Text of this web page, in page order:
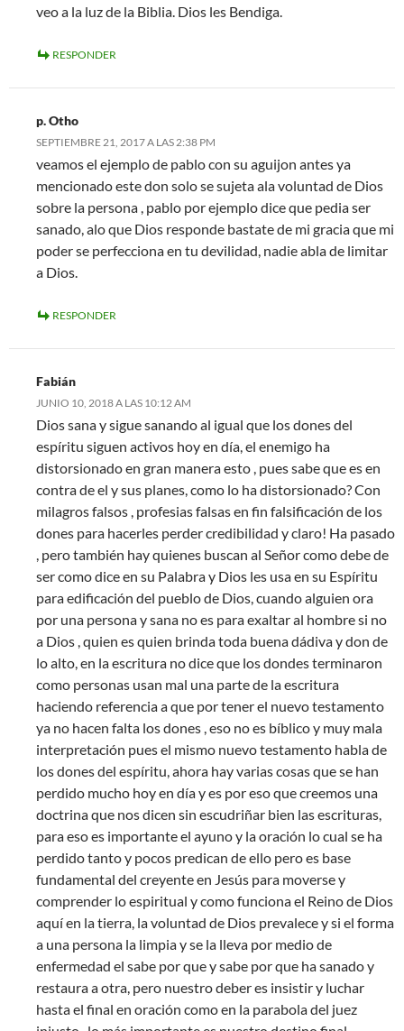
veo a la luz de la Biblia. Dios les Bendiga.
RESPONDER
p. Otho
SEPTIEMBRE 21, 2017 A LAS 2:38 PM
veamos el ejemplo de pablo con su aguijon antes ya
mencionado este don solo se sujeta ala voluntad de Dios
sobre la persona , pablo por ejemplo dice que pedia ser
sanado, alo que Dios responde bastate de mi gracia que mi
poder se perfecciona en tu devilidad, nadie abla de limitar
a Dios.
RESPONDER
Fabián
JUNIO 10, 2018 A LAS 10:12 AM
Dios sana y sigue sanando al igual que los dones del
espíritu siguen activos hoy en día, el enemigo ha
distorsionado en gran manera esto , pues sabe que es en
contra de el y sus planes, como lo ha distorsionado? Con
milagros falsos , profesias falsas en fin falsificación de los
dones para hacerles perder credibilidad y claro! Ha pasado
, pero también hay quienes buscan al Señor como debe de
ser como dice en su Palabra y Dios les usa en su Espíritu
para edificación del pueblo de Dios, cuando alguien ora
por una persona y sana no es para exaltar al hombre si no
a Dios , quien es quien brinda toda buena dádiva y don de
lo alto, en la escritura no dice que los dondes terminaron
como personas usan mal una parte de la escritura
haciendo referencia a que por tener el nuevo testamento
ya no hacen falta los dones , eso no es bíblico y muy mala
interpretación pues el mismo nuevo testamento habla de
los dones del espíritu, ahora hay varias cosas que se han
perdido mucho hoy en día y es por eso que creemos una
doctrina que nos dicen sin escudriñar bien las escrituras,
para eso es importante el ayuno y la oración lo cual se ha
perdido tanto y pocos predican de ello pero es base
fundamental del creyente en Jesús para moverse y
comprender lo espiritual y como funciona el Reino de Dios
aquí en la tierra, la voluntad de Dios prevalece y si el forma
a una persona la limpia y se la lleva por medio de
enfermedad el sabe por que y sabe por que ha sanado y
restaura a otra, pero nuestro deber es insistir y luchar
hasta el final en oración como en la parabola del juez